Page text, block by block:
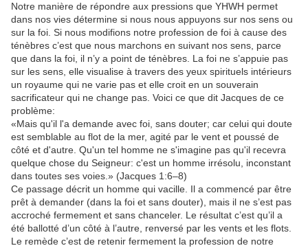
Notre manière de répondre aux pressions que YHWH permet
dans nos vies détermine si nous nous appuyons sur nos sens ou
sur la foi. Si nous modifions notre profession de foi à cause des
ténèbres c’est que nous marchons en suivant nos sens, parce
que dans la foi, il n’y a point de ténèbres. La foi ne s’appuie pas
sur les sens, elle visualise à travers des yeux spirituels intérieurs
un royaume qui ne varie pas et elle croit en un souverain
sacrificateur qui ne change pas. Voici ce que dit Jacques de ce
problème:
«Mais qu'il l'a demande avec foi, sans douter; car celui qui doute
est semblable au flot de la mer, agité par le vent et poussé de
côté et d'autre. Qu'un tel homme ne s'imagine pas qu'il recevra
quelque chose du Seigneur: c'est un homme irrésolu, inconstant
dans toutes ses voies.» (Jacques 1:6–8)
Ce passage décrit un homme qui vacille. Il a commencé par être
prêt à demander (dans la foi et sans douter), mais il ne s’est pas
accroché fermement et sans chanceler. Le résultat c’est qu’il a
été ballotté d’un côté à l’autre, renversé par les vents et les flots.
Le remède c’est de retenir fermement la profession de notre